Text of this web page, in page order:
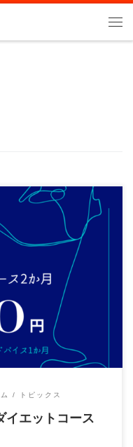
た。 突然ですか 「30分
[…]
トピックス
イエットコース